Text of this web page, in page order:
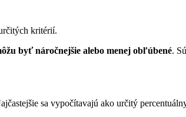
kritérií.
byť náročnejšie alebo menej obľúbené.
sa vypočítavajú ako určitý